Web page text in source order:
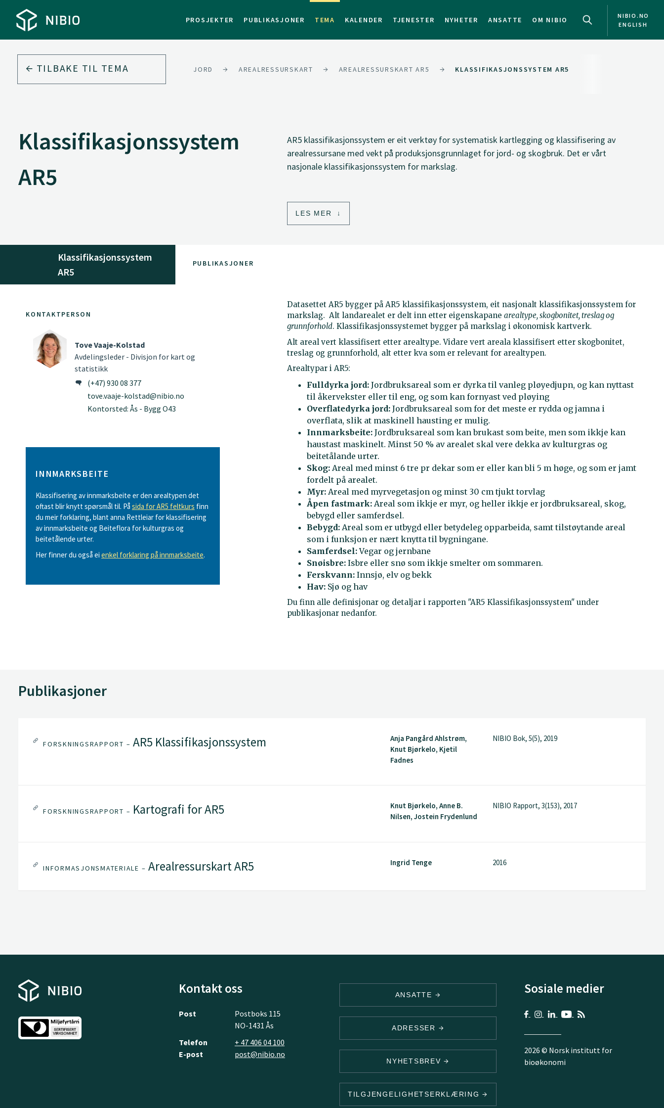
PROSJEKTER PUBLIKASJONER TEMA KALENDER TJENESTER NYHETER ANSATTE OM NIBIO
NIBIO.NO
ENGLISH
TILBAKE TIL TEMA JORD AREALRESSURSKART AREALRESSURSKART AR5 KLASSIFIKASJONSSYSTEM AR5
Klassifikasjonssystem
AR5
AR5 klassifikasjonssystem er eit verktøy for systematisk kartlegging og klassifisering av
arealressursane med vekt på produksjonsgrunnlaget for jord- og skogbruk. Det er vårt
nasjonale klassifikasjonssystem for markslag.
LES MER
Klassifikasjonssystem
AR5
PUBLIKASJONER
KONTAKTPERSON
Tove Vaaje-Kolstad
Avdelingsleder - Divisjon for kart og
statistikk
(+47) 930 08 377
tove.vaaje-kolstad@nibio.no
Kontorsted: Ås - Bygg O43
INNMARKSBEITE
Klassifisering av innmarksbeite er den arealtypen det
oftast blir knytt spørsmål til. På sida for AR5 feltkurs finn
du meir forklaring, blant anna Rettleiar for klassifisering
av innmarksbeite og Beiteflora for kulturgras og
beitetålende urter.
Her finner du også ei enkel forklaring på innmarksbeite.
Datasettet AR5 bygger på AR5 klassifikasjonssystem, eit nasjonalt klassifikasjonssystem for
markslag. Alt landarealet er delt inn etter eigenskapanearealtype, skogbonitet, treslag og
grunnforhold. Klassifikasjonssystemet bygger på markslag i økonomisk kartverk.
Alt areal vert klassifisert etter arealtype. Vidare vert areala klassifisert etter skogbonitet,
treslag og grunnforhold, alt etter kva som er relevant for arealtypen.
Arealtypar i AR5:
Fulldyrka jord: Jordbruksareal som er dyrka til vanleg pløyedjupn, og kan nyttast
til åkervekster eller til eng, og som kan fornyast ved pløying
Overflatedyrka jord: Jordbruksareal som for det meste er rydda og jamna i
overflata, slik at maskinell hausting er mulig.
Innmarksbeite: Jordbruksareal som kan brukast som beite, men som ikkje kan
haustast maskinelt. Minst 50 % av arealet skal vere dekka av kulturgras og
beitetålande urter.
Skog: Areal med minst 6 tre pr dekar som er eller kan bli 5 m høge, og som er jamt
fordelt på arealet.
Myr: Areal med myrvegetasjon og minst 30 cm tjukt torvlag
Åpen fastmark: Areal som ikkje er myr, og heller ikkje er jordbruksareal, skog,
bebygd eller samferdsel.
Bebygd: Areal som er utbygd eller betydeleg opparbeida, samt tilstøytande areal
som i funksjon er nært knytta til bygningane.
Samferdsel:Vegar og jernbane
Snøisbre: Isbre eller snø som ikkje smelter om sommaren.
Ferskvann: Innsjø, elv og bekk
Hav: Sjø og hav
Du finn alle definisjonar og detaljar i rapporten "AR5 Klassifikasjonssystem" under
publikasjonar nedanfor.
Publikasjoner
FORSKNINGSRAPPORT – AR5 Klassifikasjonssystem
Anja Pangård Ahlstrøm,
Knut Bjørkelo, Kjetil
Fadnes
NIBIO Bok, 5(5), 2019
FORSKNINGSRAPPORT – Kartografi for AR5
Knut Bjørkelo, Anne B.
Nilsen, Jostein Frydenlund
NIBIO Rapport, 3(153), 2017
INFORMASJONSMATERIALE – Arealressurskart AR5 Ingrid Tenge 2016
Kontakt oss
Post
Postboks 115
NO-1431 Ås
Telefon
+ 47 406 04 100
E-post
post@nibio.no
ANSATTE
ADRESSER
NYHETSBREV
TILGJENGELIGHETSERKLÆRING
Sosiale medier
2026 © Norsk institutt for
bioøkonomi